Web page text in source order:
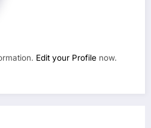
Edit your Profile now.